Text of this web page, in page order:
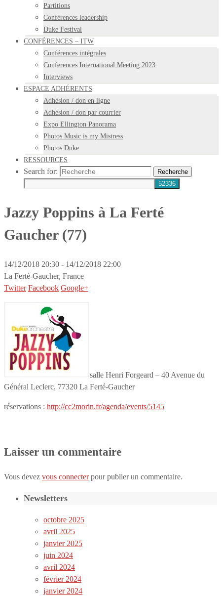
Partitions
Conférences leadership
Duke Festival
CONFÉRENCES – ITW
Conférences intégrales
Conferences International Meeting 2023
Interviews
ESPACE ADHÉRENTS
Adhésion / don en ligne
Adhésion / don par courrier
Expo Ellington Panorama
Photos Music is my Mistress
Photos Duke
RESSOURCES
Search for: Recherche
Jazzy Poppins à La Ferté
Gaucher (77)
14/12/2018 20:30 - 14/12/2018 22:00
La Ferté-Gaucher, France
Twitter Facebook Google+
salle Henri Forgeard – 40 Avenue du
Général Leclerc, 77320 La Ferté-Gaucher
réservations : http://cc2morin.fr/agenda/events/5145
Laisser un commentaire
Vous devez vous connecterpour publier un commentaire.
Newsletters
octobre 2025
avril 2025
janvier 2025
juin 2024
avril 2024
février 2024
janvier 2024